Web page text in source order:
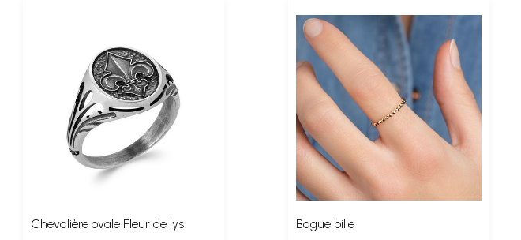
Chevalière ovale Fleur de lys Bague bille